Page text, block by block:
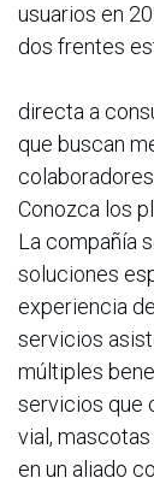
usuarios en
dos frentes
directa a
que buscan
Conozca los
La compañía
soluciones
experiencia
servicios
múltiples
servicios que
vial,
en un aliado